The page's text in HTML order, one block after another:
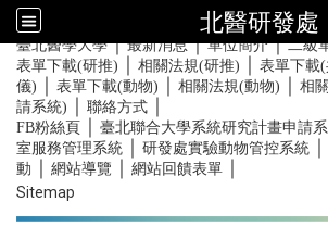
北醫研發處
::: 臺北醫學大學｜最新消息｜單位簡介｜二級
表單下載(研推) 相關法規(研推) 表單下載
儀)
表單下載(動物) 相關法規(動物)
相
請系統)
聯絡方式
FB粉絲頁 臺北聯合大學系統研究計畫申請
室服務管理系統
研發處實驗動物管控系統
動
網站導覽 網站回饋表單
Sitemap